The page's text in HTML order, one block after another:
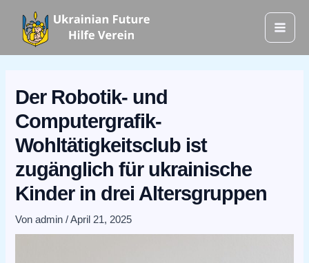
springen
Der Robotik- und
Computergrafik-
Wohltätigkeitsclub ist
zugänglich für ukrainische
Kinder in drei Altersgruppen
Vonadmin/April 21, 2025